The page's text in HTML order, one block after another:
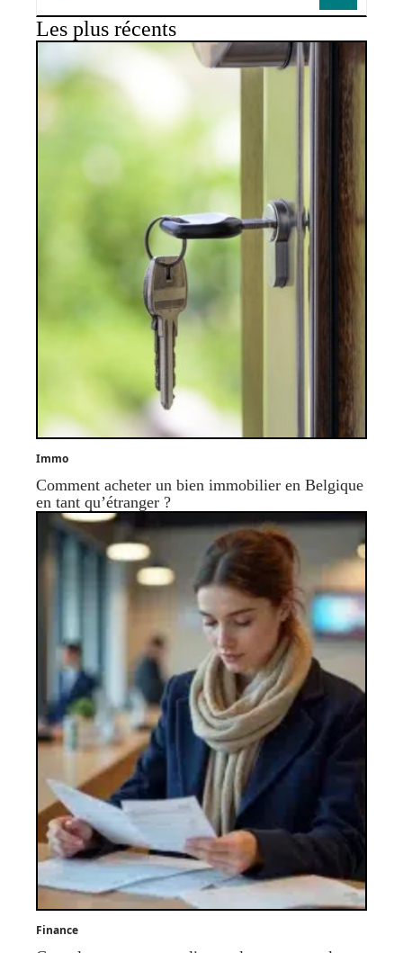
Les plus récents
Immo
Comment acheter un bien immobilier en Belgique
en tant qu’étranger ?
Finance